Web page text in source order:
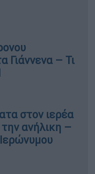
Γιάννενα – Τι
στον ιερέα
ανήλικη –